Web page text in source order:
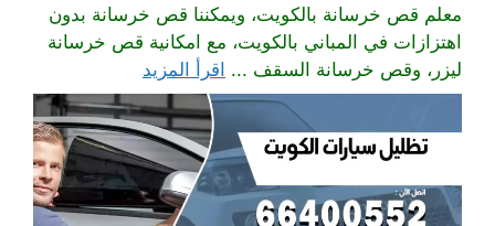
معلم قص خرسانة بالكويت، ويمكننا قص خرسانة بدون
اهتزازات في المباني بالكويت، مع امكانية قص خرسانة
ليزر، وقص خرسانة السقف ... اقرأ المزيد